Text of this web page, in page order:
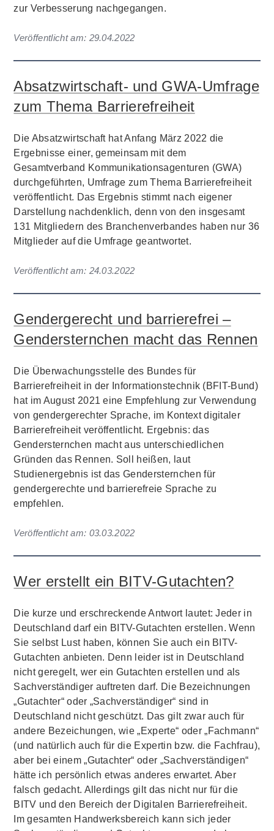
zur Verbesserung nachgegangen.
Veröffentlicht am: 29.04.2022
Absatzwirtschaft- und GWA-Umfrage
zum Thema Barrierefreiheit
Die Absatzwirtschaft hat Anfang März 2022 die
Ergebnisse einer, gemeinsam mit dem
Gesamtverband Kommunikationsagenturen (GWA)
durchgeführten, Umfrage zum Thema Barrierefreiheit
veröffentlicht. Das Ergebnis stimmt nach eigener
Darstellung nachdenklich, denn von den insgesamt
131 Mitgliedern des Branchenverbandes haben nur 36
Mitglieder auf die Umfrage geantwortet.
Veröffentlicht am: 24.03.2022
Gendergerecht und barrierefrei –
Gendersternchen macht das Rennen
Die Überwachungsstelle des Bundes für
Barrierefreiheit in der Informationstechnik (BFIT-Bund)
hat im August 2021 eine Empfehlung zur Verwendung
von gendergerechter Sprache, im Kontext digitaler
Barrierefreiheit veröffentlicht. Ergebnis: das
Gendersternchen macht aus unterschiedlichen
Gründen das Rennen. Soll heißen, laut
Studienergebnis ist das Gendersternchen für
gendergerechte und barrierefreie Sprache zu
empfehlen.
Veröffentlicht am: 03.03.2022
Wer erstellt ein BITV-Gutachten?
Die kurze und erschreckende Antwort lautet: Jeder in
Deutschland darf ein BITV-Gutachten erstellen. Wenn
Sie selbst Lust haben, können Sie auch ein BITV-
Gutachten anbieten. Denn leider ist in Deutschland
nicht geregelt, wer ein Gutachten erstellen und als
Sachverständiger auftreten darf. Die Bezeichnungen
„Gutachter“ oder „Sachverständiger“ sind in
Deutschland nicht geschützt. Das gilt zwar auch für
andere Bezeichungen, wie „Experte“ oder „Fachmann“
(und natürlich auch für die Expertin bzw. die Fachfrau),
aber bei einem „Gutachter“ oder „Sachverständigen“
hätte ich persönlich etwas anderes erwartet. Aber
falsch gedacht. Allerdings gilt das nicht nur für die
BITV und den Bereich der Digitalen Barrierefreiheit.
Im gesamten Handwerksbereich kann sich jeder